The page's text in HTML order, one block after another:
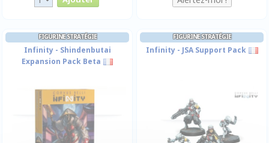
FIGURINE STRATÉGIE
Infinity - Shindenbutai
Expansion Pack Beta
FIGURINE STRATÉGIE
Infinity - JSA Support Pack